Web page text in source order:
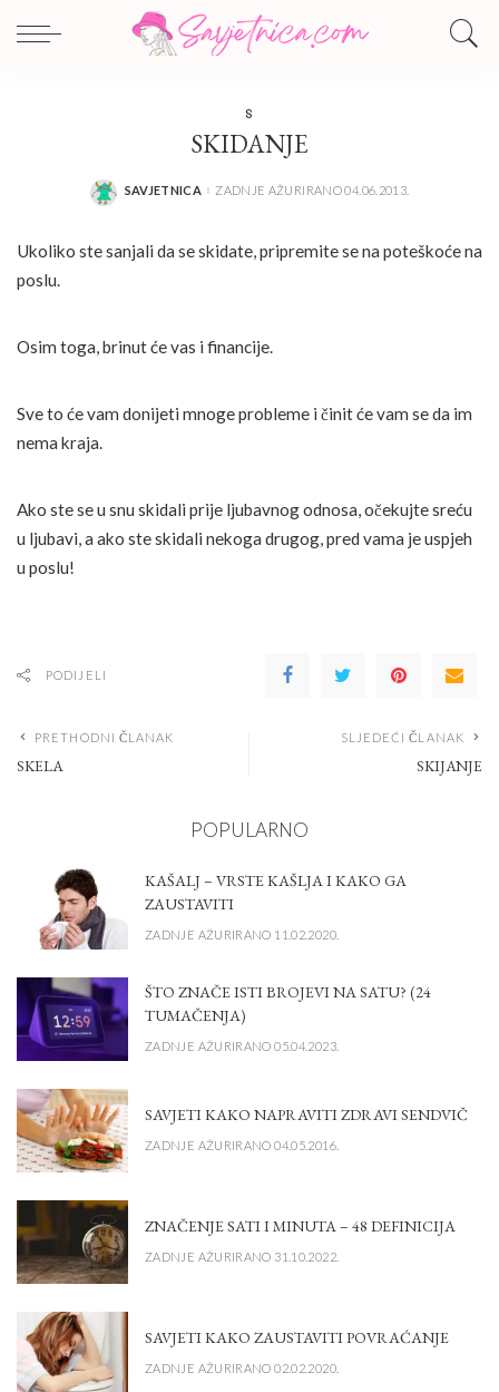
S
SKIDANJE
POSTED
SAVJETNICA ZADNJE AŽURIRANO 04.06.2013.
Ukoliko ste sanjali da se skidate, pripremite se na poteškoće na
poslu.
Osim toga, brinut će vas i financije.
Sve to će vam donijeti mnoge probleme i činit će vam se da im
nema kraja.
Ako ste se u snu skidali prije ljubavnog odnosa, očekujte sreću
u ljubavi, a ako ste skidali nekoga drugog, pred vama je uspjeh
u poslu!
PODIJELI
PRETHODNI ČLANAK
SKELA
SLJEDEĆI ČLANAK
SKIJANJE
POPULARNO
KAŠALJ – VRSTE KAŠLJA I KAKO GA
ZAUSTAVITI
ZADNJE AŽURIRANO 11.02.2020.
ŠTO ZNAČE ISTI BROJEVI NA SATU? (24
TUMAČENJA)
ZADNJE AŽURIRANO 05.04.2023.
SAVJETI KAKO NAPRAVITI ZDRAVI SENDVIČ
ZADNJE AŽURIRANO 04.05.2016.
ZNAČENJE SATI I MINUTA – 48 DEFINICIJA
ZADNJE AŽURIRANO 31.10.2022.
SAVJETI KAKO ZAUSTAVITI POVRAĆANJE
ZADNJE AŽURIRANO 02.02.2020.